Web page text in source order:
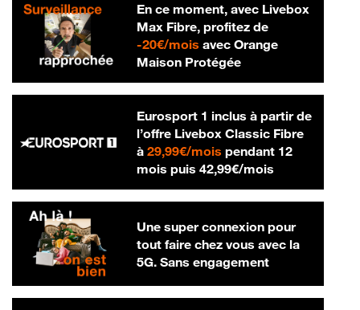
En ce moment, avec Livebox
Max Fibre, profitez de
-20€/mois20 € par mois
avec Orange
Maison Protégée
Eurosport 1 inclus à partir de
l’offre Livebox Classic Fibre
à 29,99€/mois29,99 € par mois
pendant 12
mois puis 42,99€/mois42,99 € par
Une super connexion pour
tout faire chez vous avec la
5G. Sans engagement